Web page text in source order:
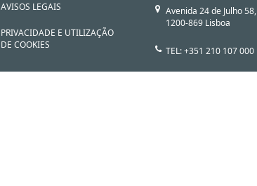
AVISOS LEGAIS
PRIVACIDADE E UTILIZAÇÃO
DE COOKIES
Avenida 24 de Julho 58,
1200-869 Lisboa
TEL: +351 210 107 000